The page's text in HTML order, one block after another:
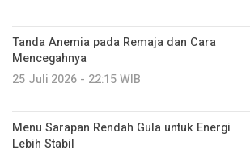
Tanda Anemia pada Remaja dan Cara
Mencegahnya
25 Juli 2026 - 22:15 WIB
Menu Sarapan Rendah Gula untuk Energi
Lebih Stabil